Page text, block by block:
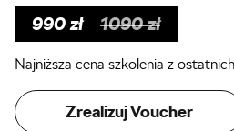
990zł 1090zł
Najniższa cena szkolenia z
Zrealizuj Voucher